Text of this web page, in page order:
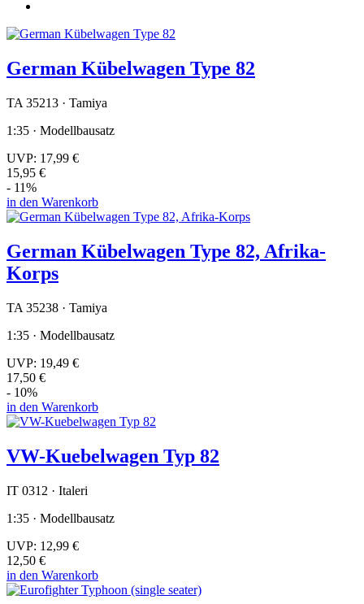
German Kübelwagen Type 82
TA 35213 · Tamiya
1:35 · Modellbausatz
UVP: 17,99 €
15,95 €
- 11%
in den Warenkorb
German Kübelwagen Type 82, Afrika-
Korps
TA 35238 · Tamiya
1:35 · Modellbausatz
UVP: 19,49 €
17,50 €
- 10%
in den Warenkorb
VW-Kuebelwagen Typ 82
IT 0312 · Italeri
1:35 · Modellbausatz
UVP: 12,99 €
12,50 €
in den Warenkorb